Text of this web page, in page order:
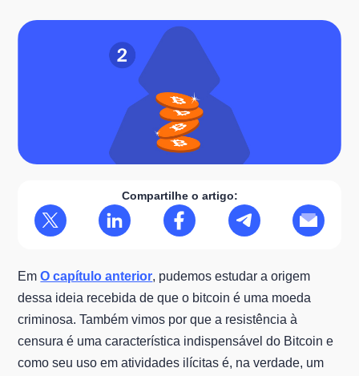
Compartilhe o artigo:
EmO capítulo anterior, pudemos estudar a origem
dessa ideia recebida de que o bitcoin é uma moeda
criminosa. Também vimos por que a resistência à
censura é uma característica indispensável do Bitcoin e
como seu uso em atividades ilícitas é, na verdade, um